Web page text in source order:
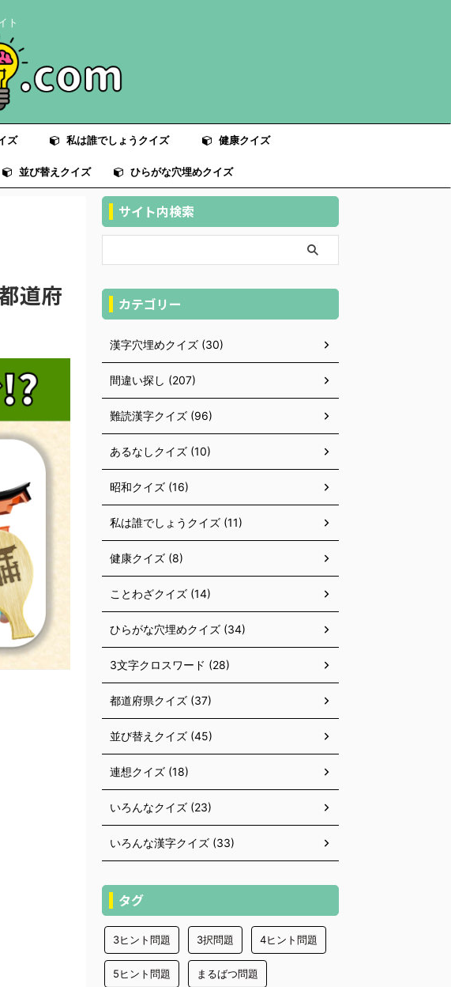
ト
ズ 私は誰でしょうクイズ 健康クイズ
並び替えクイズ ひらがな穴埋めクイズ
道府
サイト内検索
カテゴリー
漢字穴埋めクイズ (30)
間違い探し (207)
難読漢字クイズ (96)
あるなしクイズ (10)
昭和クイズ (16)
私は誰でしょうクイズ (11)
健康クイズ (8)
ことわざクイズ (14)
ひらがな穴埋めクイズ (34)
3文字クロスワード (28)
都道府県クイズ (37)
並び替えクイズ (45)
連想クイズ (18)
いろんなクイズ (23)
いろんな漢字クイズ (33)
タグ
3ヒント問題 3択問題 4ヒント問題
5ヒント問題 まるばつ問題